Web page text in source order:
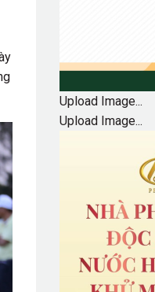
Upload Image...
Upload Image...